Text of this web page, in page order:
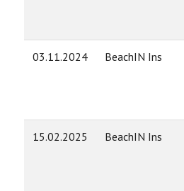
03.11.2024 BeachIN Ins
15.02.2025 BeachIN Ins